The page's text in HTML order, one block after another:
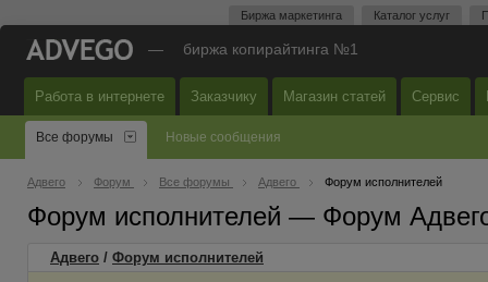
Биржа маркетинга Каталог услуг
— биржа копирайтинга №1
Работа в интернете Заказчику Магазин статей Сервис
Все форумы Новые сообщения
Адвего Форум Все форумы Адвего Форум исполнителей
Форум исполнителей — Форум
Адвего / Форум исполнителей